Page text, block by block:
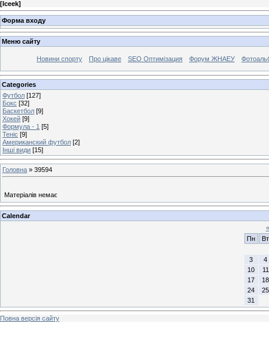
[Iceek]
Форма входу
Меню сайту
Новини спорту Про цікаве SEO Оптимізация Форум ЖНАЕУ
Categories
Футбол [127]
Бокс [32]
Баскетбол [9]
Хокей [9]
Формула - 1 [5]
Теніс [9]
Американский футбол [2]
Інші види [15]
Головна » 39594
Матеріалів немає
Calendar
«
Пн
Вт
3
4
10
11
17
18
24
25
31
Повна версія сайту